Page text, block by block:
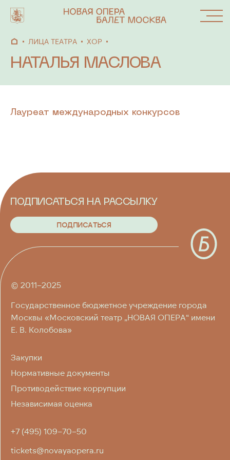
СПЕКТАКЛИ
И ПРОЕКТЫ
О ТЕАТРЕ
ЛИЦА ТЕАТРА
ПРЕСС-ЦЕНТР
ПОСЕТИТЕЛЯМ
ЛИЦА ТЕАТРА ХОР
НАТАЛЬЯ МАСЛОВА
Лауреат международных конкурсов
ПОДПИСАТЬСЯ НА РАССЫЛКУ
ПОДПИСАТЬСЯ
ПОДПИСАТЬСЯ
© 2011–2025
Государственное бюджетное учреждение города
Москвы «Московский театр „НОВАЯ ОПЕРА“ имени
Е. В. Колобова»
+7 (495) 109–70–50
tickets@novayaopera.ru
Закупки
Нормативные документы
Противодействие коррупции
Независимая оценка